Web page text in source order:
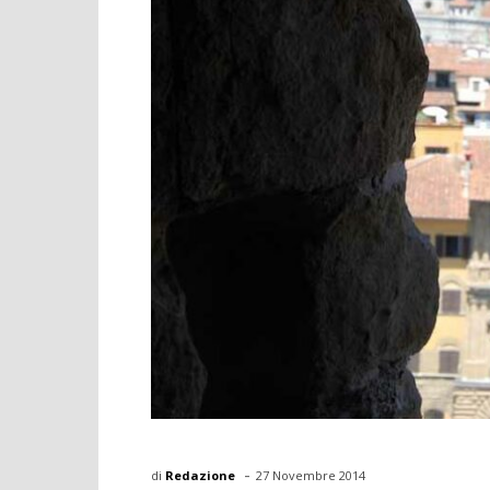
di Redazione - 27 Novembre 2014